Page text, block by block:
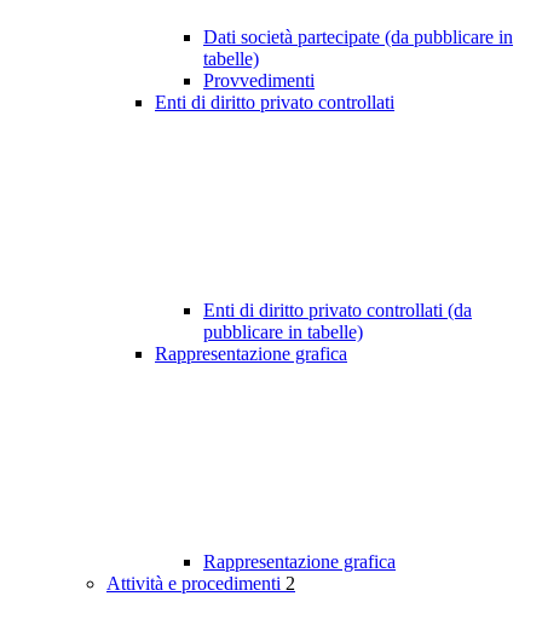
Dati società partecipate (da pubblicare in
tabelle)
Provvedimenti
Enti di diritto privato controllati
Enti di diritto privato controllati (da
pubblicare in tabelle)
Rappresentazione grafica
Rappresentazione grafica
Attività e procedimenti 2